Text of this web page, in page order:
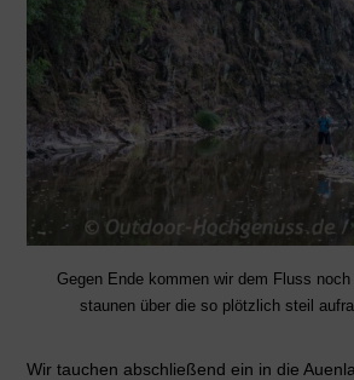
Gegen Ende kommen wir dem Fluss noch
staunen über die so plötzlich steil
Wir tauchen abschließend ein in die